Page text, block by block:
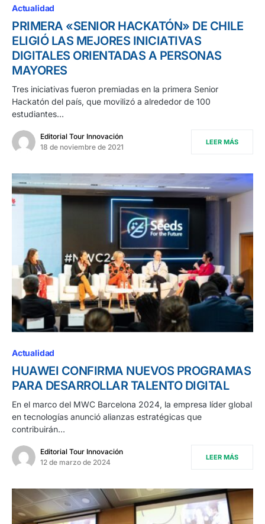
Actualidad
PRIMERA «SENIOR HACKATÓN» DE CHILE
ELIGIÓ LAS MEJORES INICIATIVAS
DIGITALES ORIENTADAS A PERSONAS
MAYORES
Tres iniciativas fueron premiadas en la primera Senior
Hackatón del país, que movilizó a alrededor de 100
estudiantes…
Editorial Tour Innovación
18 de noviembre de 2021
LEER MÁS
Actualidad
HUAWEI CONFIRMA NUEVOS PROGRAMAS
PARA DESARROLLAR TALENTO DIGITAL
En el marco del MWC Barcelona 2024, la empresa líder global
en tecnologías anunció alianzas estratégicas que
contribuirán…
Editorial Tour Innovación
12 de marzo de 2024
LEER MÁS